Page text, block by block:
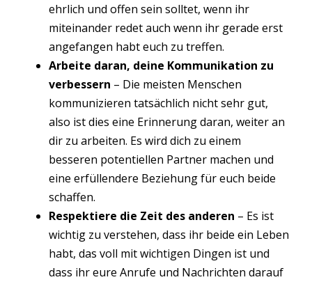
ehrlich und offen sein solltet, wenn ihr
miteinander redet auch wenn ihr gerade erst
angefangen habt euch zu treffen.
Arbeite daran, deine Kommunikation zu
verbessern – Die meisten Menschen
kommunizieren tatsächlich nicht sehr gut,
also ist dies eine Erinnerung daran, weiter an
dir zu arbeiten. Es wird dich zu einem
besseren potentiellen Partner machen und
eine erfüllendere Beziehung für euch beide
schaffen.
Respektiere die Zeit des anderen – Es ist
wichtig zu verstehen, dass ihr beide ein Leben
habt, das voll mit wichtigen Dingen ist und
dass ihr eure Anrufe und Nachrichten darauf